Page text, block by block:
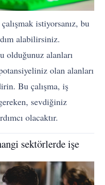
istiyorsanız, bu
alabilirsiniz.
olduğunuz alanları
olan alanları
Bu çalışma, iş
sevdiğiniz
olacaktır.
sektörlerde işe